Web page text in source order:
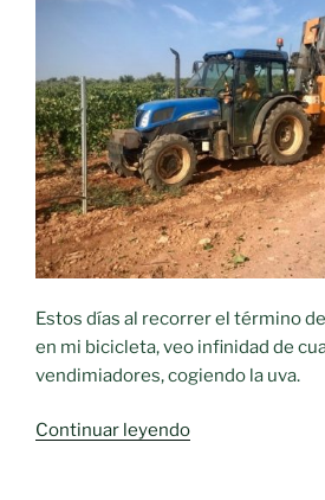
Estos días al recorrer el término
en mi bicicleta, veo infinidad de
vendimiadores, cogiendo la uva.
Continuar leyendo«Mis